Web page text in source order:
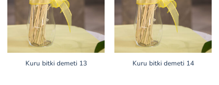
Kuru bitki demeti 13 Kuru bitki demeti 14